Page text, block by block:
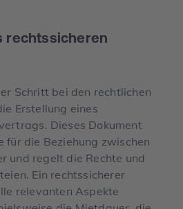
rechtssicheren
Schritt bei den rechtlichen
Erstellung eines
Dieses Dokument
für die Beziehung zwischen
und regelt die Rechte und
Ein rechtssicherer
relevanten Aspekte